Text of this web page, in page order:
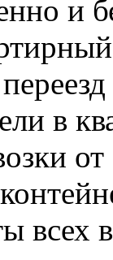
и
в
всех